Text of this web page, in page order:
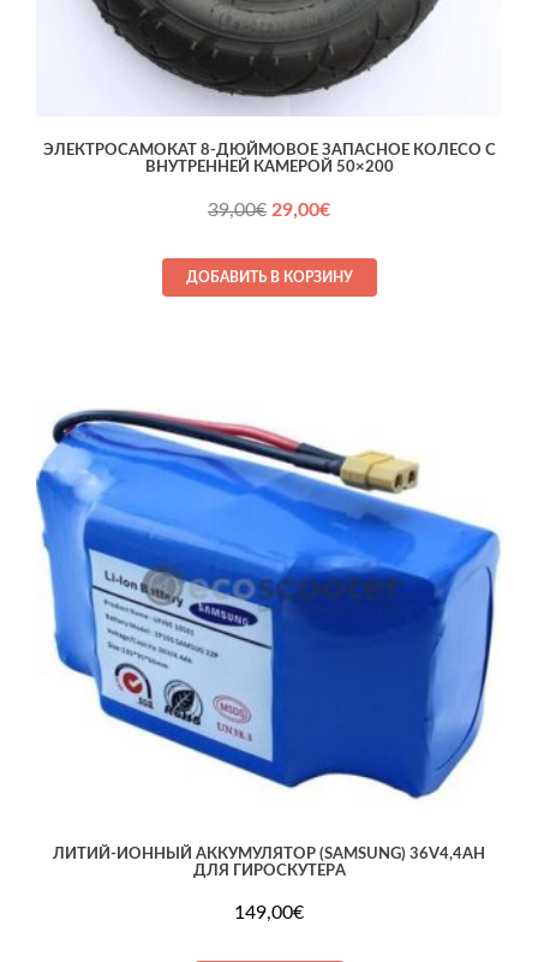
ЭЛЕКТРОСАМОКАТ 8-ДЮЙМОВОЕ ЗАПАСНОЕ КОЛЕСО С
ВНУТРЕННЕЙ КАМЕРОЙ 50×200
39,00€ Первоначальная
составляла
39,00€.
29,00€Текущая
29,00€.
ДОБАВИТЬ В КОРЗИНУ
ЛИТИЙ-ИОННЫЙ АККУМУЛЯТОР (SAMSUNG) 36V4,4AH
ДЛЯ ГИРОСКУТЕРA
149,00€